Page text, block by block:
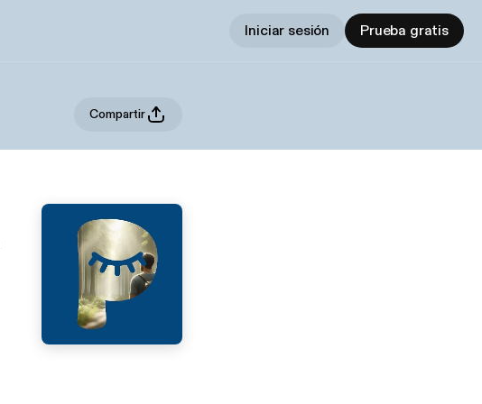
Iniciar sesión Prueba gratis
Compartir